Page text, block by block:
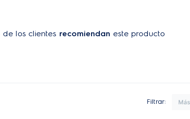
de los clientesrecomiendan este producto
Filtrar: